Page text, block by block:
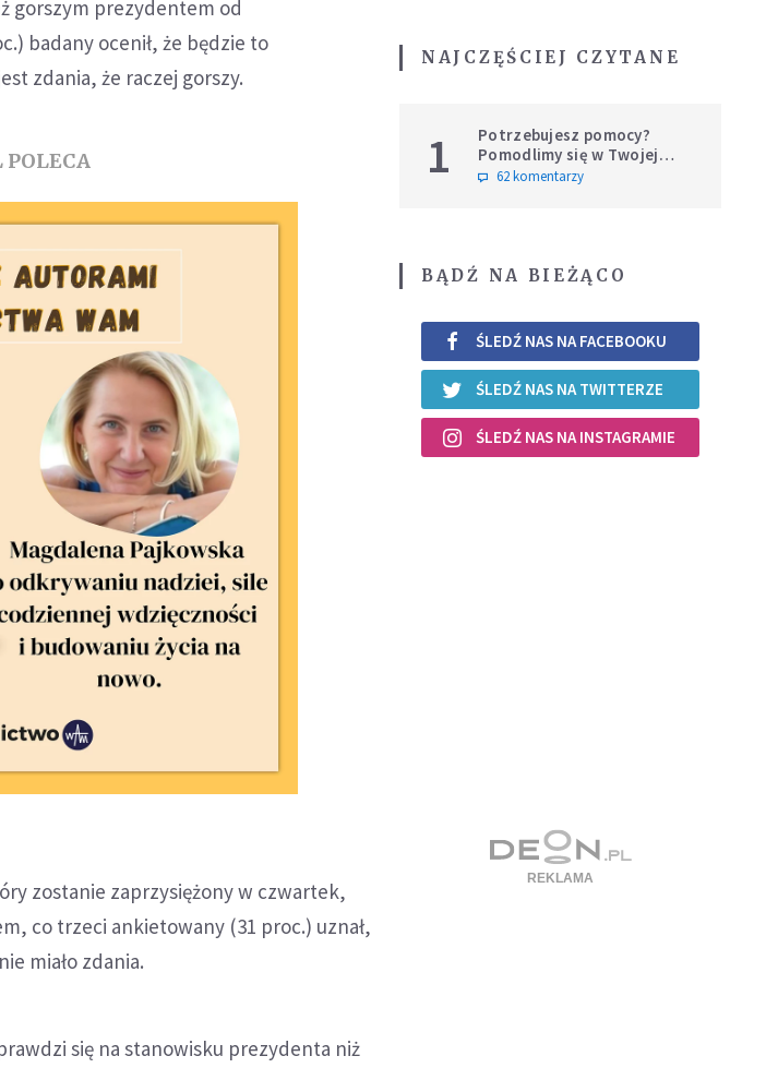
gorszym prezydentem od
badany ocenił, że będzie to
zdania, że raczej gorszy.
POLECA
zostanie zaprzysiężony w czwartek,
co trzeci ankietowany (31 proc.) uznał,
miało zdania.
się na stanowisku prezydenta niż
NAJCZĘŚCIEJ CZYTANE
1
Potrzebujesz pomocy?
Pomodlimy się w Twojej
intencji
62 komentarzy
BĄDŹ NA BIEŻĄCO
ŚLEDŹ NAS NA FACEBOOKU
ŚLEDŹ NAS NA TWITTERZE
ŚLEDŹ NAS NA INSTAGRAMIE